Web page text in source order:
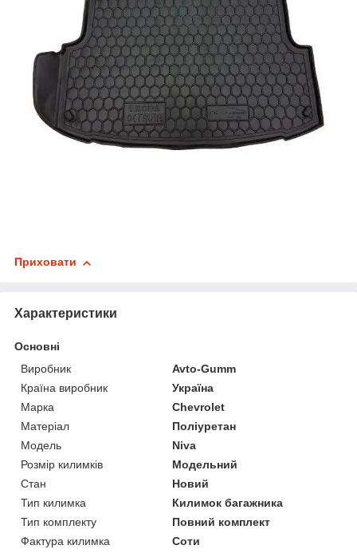
Приховати
Характеристики
Основні
Виробник
Avto-Gumm
Країна виробник
Україна
Марка
Chevrolet
Матеріал
Поліуретан
Модель
Niva
Розмір килимків
Модельний
Стан
Новий
Тип килимка
Килимок багажника
Тип комплекту
Повний комплект
Фактура килимка
Соти